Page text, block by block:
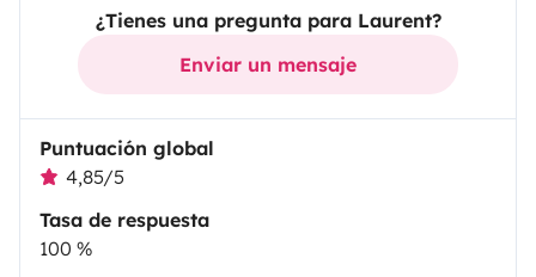
¿Tienes una pregunta para Laurent?
Enviar un mensaje
Puntuación global
4,85/5
Tasa de respuesta
100 %